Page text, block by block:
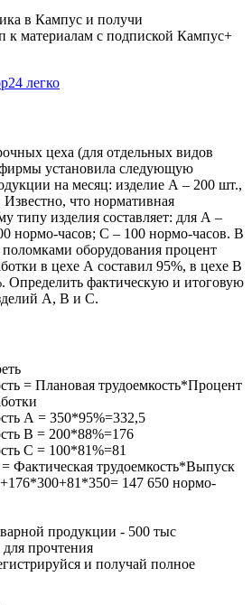
в Кампус и получи
к материалам с подпиской Кампус+
цеха (для отдельных видов
установила следующую
на месяц: изделие А – 200 шт.,
что нормативная
типу изделия составляет: для А –
нормо-часов; С – 100 нормо-часов. В
оборудования процент
в цехе А составил 95%, в цехе В
Определить фактическую и итоговую
А, В и С.
= Плановая трудоемкость*Процент
А = 350*95%=332,5
В = 200*88%=176
С = 100*81%=81
= Фактическая трудоемкость*Выпуск
147 650 нормо-
продукции - 500 тыс
прочтения
и получай полное